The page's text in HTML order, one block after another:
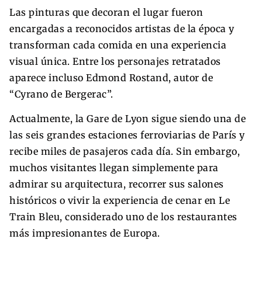
Las pinturas que decoran el lugar fueron
encargadas a reconocidos artistas de la época y
transforman cada comida en una experiencia
visual única. Entre los personajes retratados
aparece incluso Edmond Rostand, autor de
“Cyrano de Bergerac”.
Actualmente, la Gare de Lyon sigue siendo una de
las seis grandes estaciones ferroviarias de París y
recibe miles de pasajeros cada día. Sin embargo,
muchos visitantes llegan simplemente para
admirar su arquitectura, recorrer sus salones
históricos o vivir la experiencia de cenar en Le
Train Bleu, considerado uno de los restaurantes
más impresionantes de Europa.